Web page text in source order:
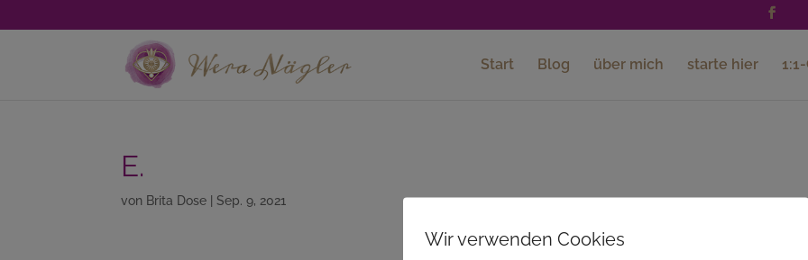
Start Blog über mich starte hier
E.
von Brita Dose |Sep. 9, 2021
Wir verwenden Cookies